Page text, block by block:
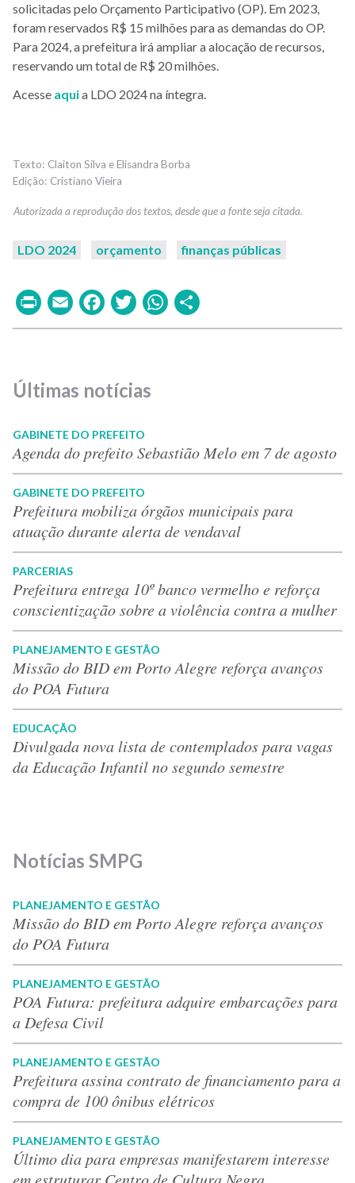
solicitadas pelo Orçamento Participativo (OP). Em 2023,
foram reservados R$ 15 milhões para as demandas do OP.
Para 2024, a prefeitura irá ampliar a alocação de recursos,
reservando um total de R$ 20 milhões.
Acesse aquia LDO 2024 na íntegra.
Claiton Silva e Elisandra Borba
Cristiano Vieira
LDO 2024 orçamento finanças públicas
PrintEmailFacebook
TwitterWhatsApp
Últimas notícias
GABINETE DO PREFEITO
Agenda do prefeito Sebastião Melo em 7 de agosto
GABINETE DO PREFEITO
Prefeitura mobiliza órgãos municipais para
atuação durante alerta de vendaval
PARCERIAS
Prefeitura entrega 10º banco vermelho e reforça
conscientização sobre a violência contra a mulher
PLANEJAMENTO E GESTÃO
Missão do BID em Porto Alegre reforça avanços
do POA Futura
EDUCAÇÃO
Divulgada nova lista de contemplados para vagas
da Educação Infantil no segundo semestre
Notícias SMPG
PLANEJAMENTO E GESTÃO
Missão do BID em Porto Alegre reforça avanços
do POA Futura
PLANEJAMENTO E GESTÃO
POA Futura: prefeitura adquire embarcações para
a Defesa Civil
PLANEJAMENTO E GESTÃO
Prefeitura assina contrato de financiamento para a
compra de 100 ônibus elétricos
PLANEJAMENTO E GESTÃO
Último dia para empresas manifestarem interesse